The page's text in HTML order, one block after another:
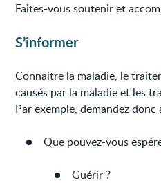
Faites-vous soutenir et
S’informer
Connaitre la maladie, le
causés par la maladie et les
Par exemple, demandez
Que pouvez-vous
Guérir ?